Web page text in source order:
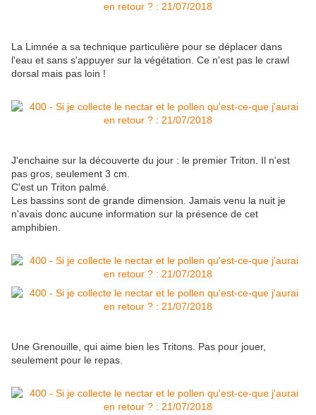
La Limnée a sa technique particulière pour se déplacer dans
l'eau et sans s'appuyer sur la végétation. Ce n'est pas le crawl
dorsal mais pas loin !
J'enchaine sur la découverte du jour : le premier Triton. Il n'est
pas gros, seulement 3 cm.
C'est un Triton palmé.
Les bassins sont de grande dimension. Jamais venu la nuit je
n'avais donc aucune information sur la présence de cet
amphibien.
Une Grenouille, qui aime bien les Tritons. Pas pour jouer,
seulement pour le repas.